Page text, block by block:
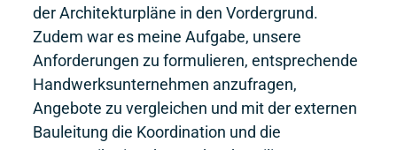
der Architekturpläne in den Vordergrund.
Zudem war es meine Aufgabe, unsere
Anforderungen zu formulieren, entsprechende
Handwerksunternehmen anzufragen,
Angebote zu vergleichen und mit der externen
Bauleitung die Koordination und die